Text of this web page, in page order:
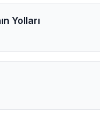
Yolları